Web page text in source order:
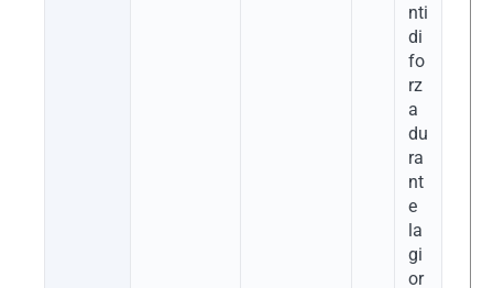
nti
di
fo
rz
a
du
ra
nt
e
la
gi
or